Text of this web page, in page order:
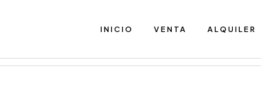
INICIO VENTA ALQUILER